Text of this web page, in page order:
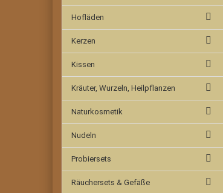
Hofläden
Kerzen
Kissen
Kräuter, Wurzeln, Heilpflanzen
Naturkosmetik
Nudeln
Probiersets
Räuchersets & Gefäße